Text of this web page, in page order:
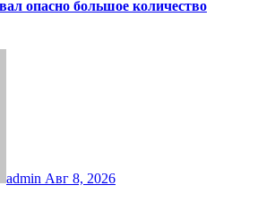
опасно большое количество
admin Авг 8, 2026